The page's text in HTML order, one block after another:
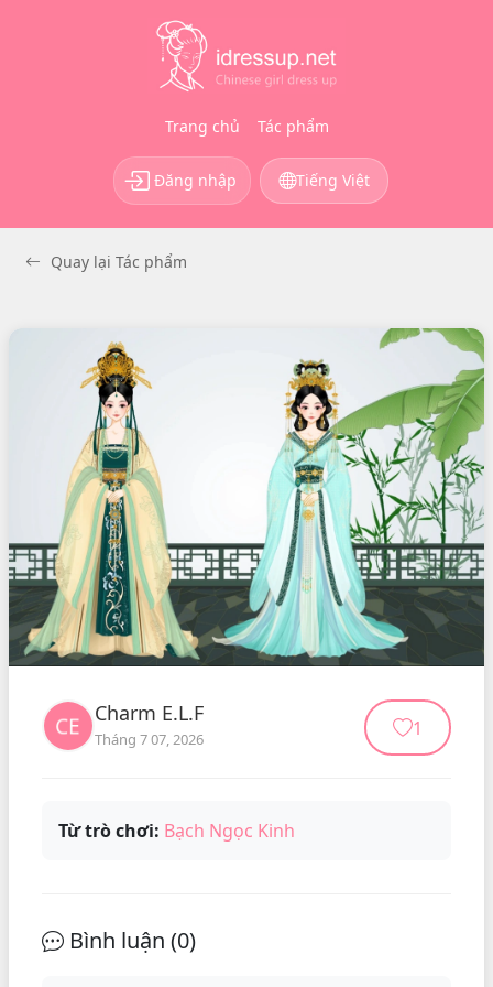
Trang chủ Tác phẩm
Đăng nhập Tiếng Việt
Quay lại Tác phẩm
Charm E.L.F
Tháng 7 07, 2026 1
Từ trò chơi: Bạch Ngọc Kinh
Bình luận (0)